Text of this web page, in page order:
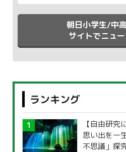
朝日小学生/中
サイトでニュ
ランキング
【自由研究
思い出を一
不思議」探